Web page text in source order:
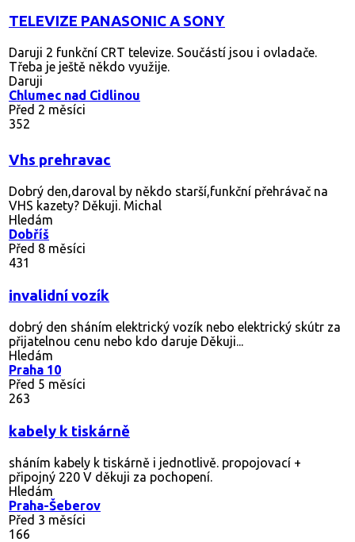
TELEVIZE PANASONIC A SONY
Daruji 2 funkční CRT televize. Součástí jsou i ovladače.
Třeba je ještě někdo využije.
Daruji
Chlumec nad Cidlinou
Před 2 měsíci
352
Vhs prehravac
Dobrý den,daroval by někdo starší,funkční přehrávač na
VHS kazety? Děkuji. Michal
Hledám
Dobříš
Před 8 měsíci
431
invalidní vozík
dobrý den sháním elektrický vozík nebo elektrický skútr za
přijatelnou cenu nebo kdo daruje Děkuji...
Hledám
Praha 10
Před 5 měsíci
263
kabely k tiskárně
sháním kabely k tiskárně i jednotlivě. propojovací +
připojný 220 V děkuji za pochopení.
Hledám
Praha-Šeberov
Před 3 měsíci
166